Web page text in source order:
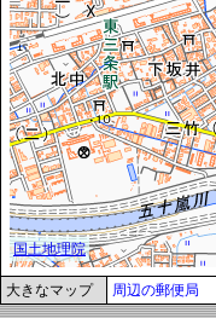
大きなマップ 周辺の郵便局